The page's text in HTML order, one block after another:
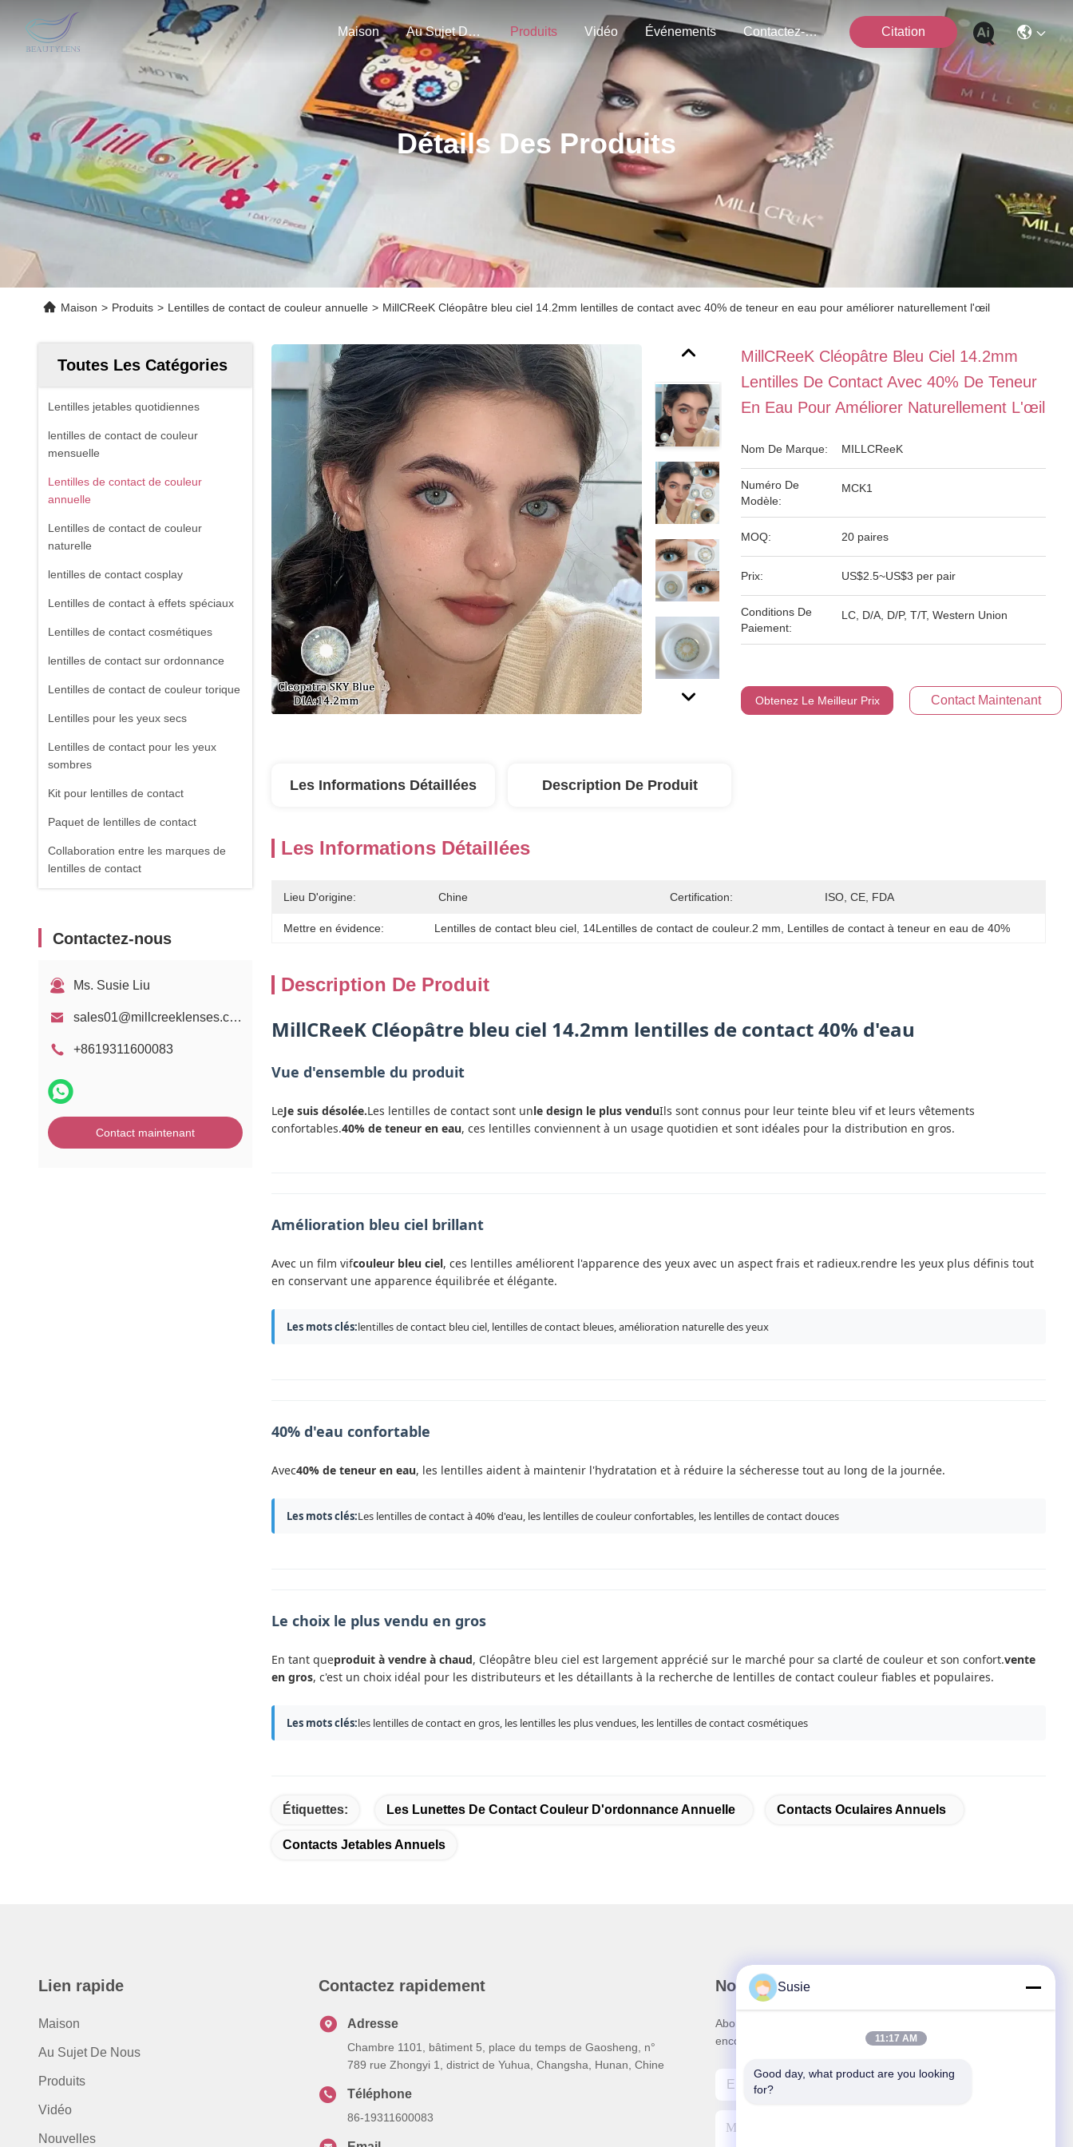
Maison Au Sujet De Nous Produits Vidéo Événements Contactez-Nous Citation
Détails Des Produits
Maison > Produits > Lentilles de contact de couleur annuelle > MillCReeK Cléopâtre bleu ciel 14.2mm lentilles de contact avec 40% de teneur en eau pour améliorer naturellement l'œil
Toutes Les Catégories
Lentilles jetables quotidiennes
lentilles de contact de couleur
mensuelle
Lentilles de contact de couleur
annuelle
Lentilles de contact de couleur
naturelle
lentilles de contact cosplay
Lentilles de contact à effets spéciaux
Lentilles de contact cosmétiques
lentilles de contact sur ordonnance
Lentilles de contact de couleur torique
Lentilles pour les yeux secs
Lentilles de contact pour les yeux
sombres
Kit pour lentilles de contact
Paquet de lentilles de contact
Collaboration entre les marques de
lentilles de contact
Contactez-nous
Ms. Susie Liu
sales01@millcreeklenses.com
+8619311600083
Contact maintenant
MillCReeK Cléopâtre Bleu Ciel 14.2mm
Lentilles De Contact Avec 40% De Teneur
En Eau Pour Améliorer Naturellement L'œil
Nom De Marque: MILLCReeK
Numéro De
Modèle:
MCK1
MOQ: 20 paires
Prix: US$2.5~US$3 per pair
Conditions De
Paiement:
LC, D/A, D/P, T/T, Western Union
Obtenez Le Meilleur Prix Contact Maintenant
Les Informations Détaillées Description De Produit
Les Informations Détaillées
Lieu D'origine: Chine Certification: ISO, CE, FDA
Mettre en évidence: Lentilles de contact bleu ciel, 14Lentilles de contact de couleur.2 mm Lentilles de contact à teneur en eau de 40%
Description De Produit
MillCReeK Cléopâtre bleu ciel 14.2mm lentilles de contact 40% d'eau
Vue d'ensemble du produit
LeJe suis désolée.Les lentilles de contact sont unle design le plus venduIls sont connus pour leur teinte bleu vif et leurs vêtements
confortables.40% de teneur en eau, ces lentilles conviennent à un usage quotidien et sont idéales pour la distribution en gros.
Amélioration bleu ciel brillant
Avec un film vifcouleur bleu ciel, ces lentilles améliorent l'apparence des yeux avec un aspect frais et radieux.rendre les yeux plus définis tout
en conservant une apparence équilibrée et élégante.
Les mots clés:lentilles de contact bleu ciel, lentilles de contact bleues, amélioration naturelle des yeux
40% d'eau confortable
Avec40% de teneur en eau, les lentilles aident à maintenir l'hydratation et à réduire la sécheresse tout au long de la journée.
Les mots clés:Les lentilles de contact à 40% d'eau, les lentilles de couleur confortables, les lentilles de contact douces
Le choix le plus vendu en gros
En tant queproduit à vendre à chaud, Cléopâtre bleu ciel est largement apprécié sur le marché pour sa clarté de couleur et son confort.vente
en gros, c'est un choix idéal pour les distributeurs et les détaillants à la recherche de lentilles de contact couleur fiables et populaires.
Les mots clés:les lentilles de contact en gros, les lentilles les plus vendues, les lentilles de contact cosmétiques
Étiquettes: Les Lunettes De Contact Couleur D'ordonnance Annuelle Contacts Oculaires Annuels
Contacts Jetables Annuels
Lien rapide
Maison
Au Sujet De Nous
Produits
Vidéo
Nouvelles
Contactez rapidement
Adresse
Chambre 1101, bâtiment 5, place du temps de Gaosheng, n°
789 rue Zhongyi 1, district de Yuhua, Changsha, Hunan, Chine
Téléphone
86-19311600083
Notre newsletter
Abonnez-vous à notre newsletter pour des réductions et plus
encore.
Susie
11:17 AM
Good day, what product are you looking
for?